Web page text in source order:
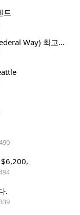
트
프라임 상업용 임대 공간 – 페더럴웨이(Federal Way) 최고의 가시성 입지
.